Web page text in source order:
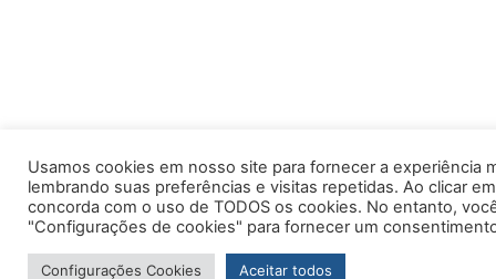
Usamos cookies em nosso site para fornecer a experiência
lembrando suas preferências e visitas repetidas. Ao clicar
concorda com o uso de TODOS os cookies. No entanto,
"Configurações de cookies" para fornecer um
Configurações Cookies Aceitar todos